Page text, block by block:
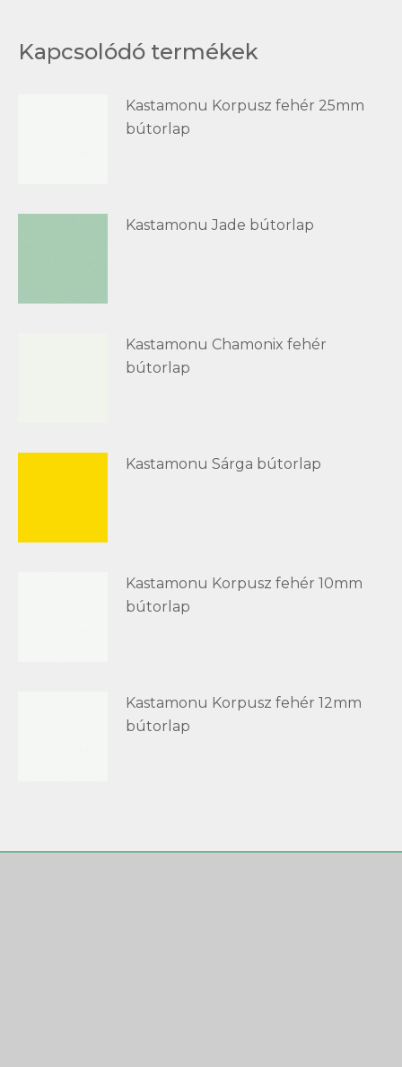
Kapcsolódó termékek
Kastamonu Korpusz fehér 25mm
bútorlap
Kastamonu Jade bútorlap
Kastamonu Chamonix fehér
bútorlap
Kastamonu Sárga bútorlap
Kastamonu Korpusz fehér 10mm
bútorlap
Kastamonu Korpusz fehér 12mm
bútorlap